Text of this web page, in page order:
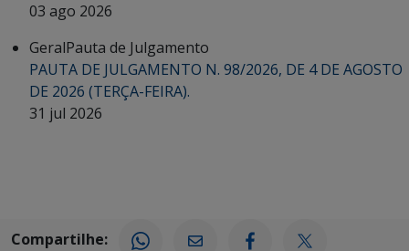
03 ago 2026
GeralPauta de Julgamento
PAUTA DE JULGAMENTO N. 98/2026, DE 4 DE AGOSTO
DE 2026 (TERÇA-FEIRA).
31 jul 2026
Compartilhe: